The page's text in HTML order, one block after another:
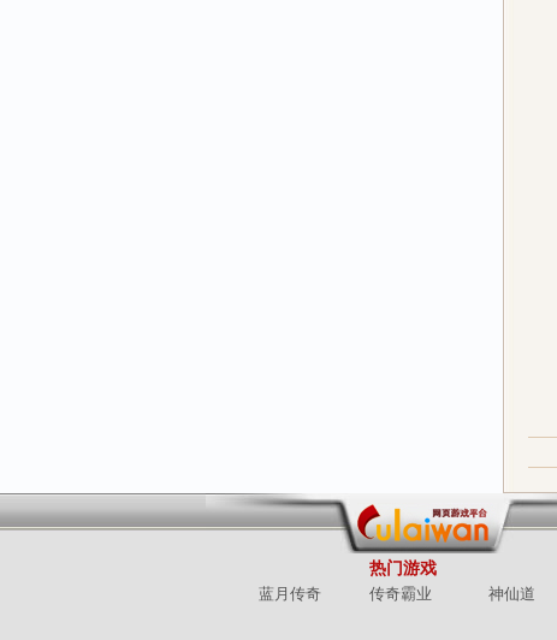
热门游戏
蓝月传奇 传奇霸业 神仙道